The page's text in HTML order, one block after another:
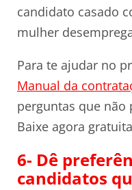
candidato casado
mulher
Para te ajudar no
Manual da
perguntas que não
Baixe agora
6- Dê
candidatos